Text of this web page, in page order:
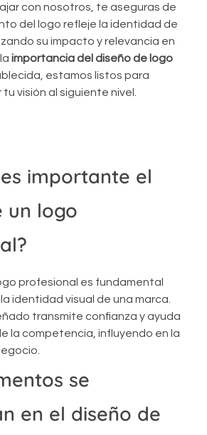
con nosotros, te aseguras de
del logo refleje la identidad de
su impacto y relevancia en
importancia del diseño de logo
estamos listos para
visión al siguiente nivel.
importante el
un logo
profesional es fundamental
identidad visual de una marca.
transmite confianza y ayuda
la competencia, influyendo en la
se
en el diseño de